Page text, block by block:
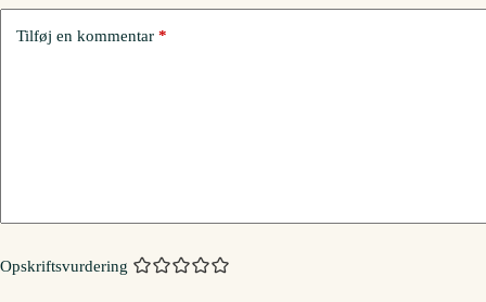
Tilføj en kommentar *
Opskriftsvurdering